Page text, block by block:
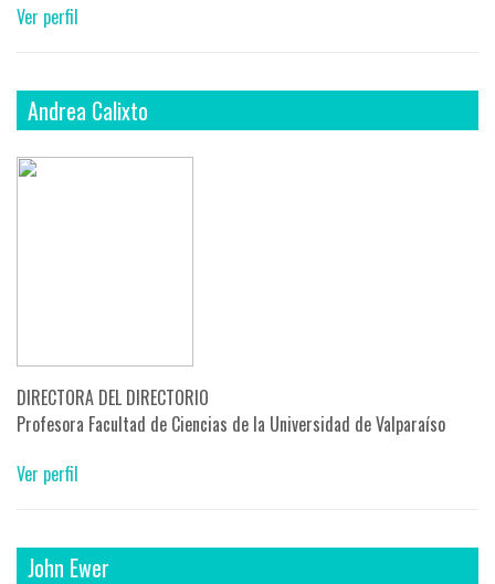
Ver perfil
Andrea Calixto
DIRECTORA DEL DIRECTORIO
Profesora Facultad de Ciencias de la Universidad de Valparaíso
Ver perfil
John Ewer